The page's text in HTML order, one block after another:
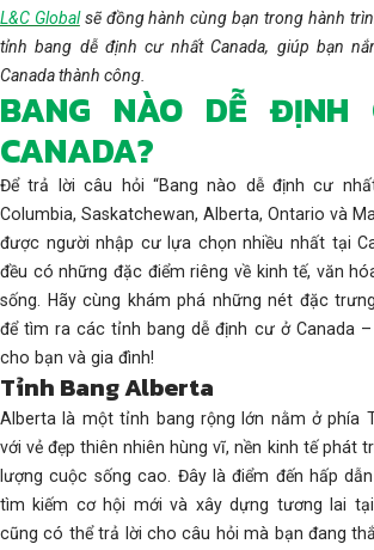
L&C Global sẽ đồng hành cùng bạn trong hành
tỉnh bang dễ định cư nhất Canada, giúp bạn
Canada thành công.
BANG NÀO DỄ ĐỊNH
CANADA?
Để trả lời câu hỏi “Bang nào dễ định cư
Columbia, Saskatchewan, Alberta, Ontario và
được người nhập cư lựa chọn nhiều nhất tại
đều có những đặc điểm riêng về kinh tế, văn
sống. Hãy cùng khám phá những nét đặc
để tìm ra các tỉnh bang dễ định cư ở Canada
cho bạn và gia đình!
Tỉnh Bang Alberta
Alberta là một tỉnh bang rộng lớn nằm ở phía
với vẻ đẹp thiên nhiên hùng vĩ, nền kinh tế phát
lượng cuộc sống cao. Đây là điểm đến hấp
tìm kiếm cơ hội mới và xây dựng tương lai tại
cũng có thể trả lời cho câu hỏi mà bạn đang